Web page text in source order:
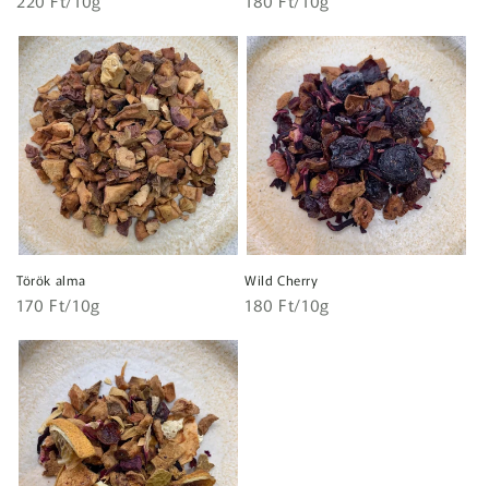
Török alma
Normál
Egységár
170 Ft/10g
Wild Cherry
Normál
Egységár
180 Ft/10g